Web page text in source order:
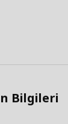
Bilgileri